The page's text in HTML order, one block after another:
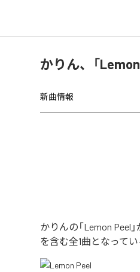
かりん、「
新曲情報
かりんの「Lemon Peel
を含む全1曲となってい